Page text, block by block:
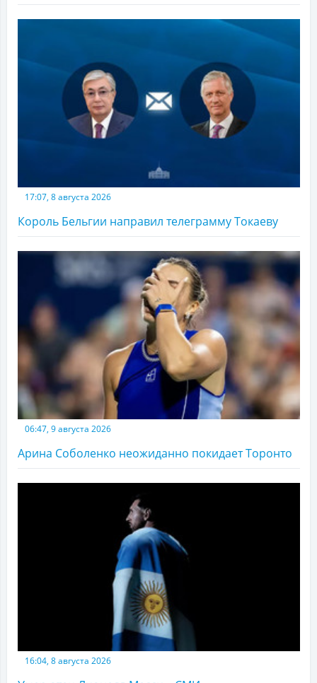
17:07, 8 августа 2026
Король Бельгии направил телеграмму Токаеву
06:47, 9 августа 2026
Арина Соболенко неожиданно покидает Торонто
16:04, 8 августа 2026